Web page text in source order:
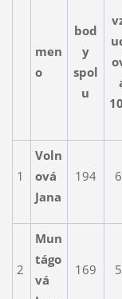
men
o
bod
y
spol
u
1
Voln
ová
Jana
194
2
Mun
tágo
vá
169